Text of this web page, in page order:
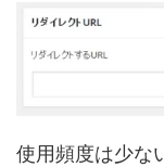
使用頻度は少な